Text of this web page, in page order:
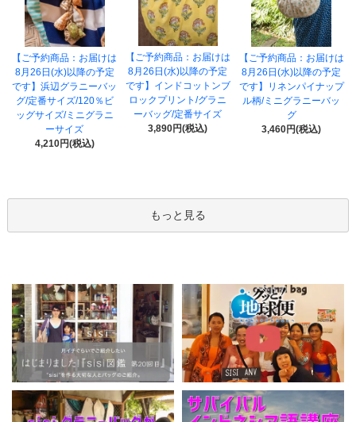
【ご予約商品：お届けは
8月26日(水)以降の予定
です】浜辺グラニーバッ
グ/定番サイズ/120％ビ
ッグサイズ/ミニグラニ
ーサイズ
4,210円(税込)
【ご予約商品：お届けは
8月26日(水)以降の予定
です】インドコットンブ
ロックプリント/グラニ
ーバッグ/定番サイズ
3,890円(税込)
【ご予約商品：お届けは
8月26日(水)以降の予定
です】リネンパイナップ
ル柄/ミニグラニーバッ
グ
3,460円(税込)
もっと見る